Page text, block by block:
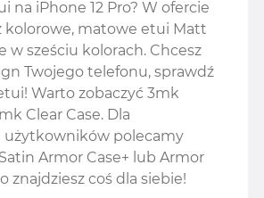
na iPhone 12 Pro? W ofercie
kolorowe, matowe etui Matt
w sześciu kolorach. Chcesz
Twojego telefonu, sprawdź
Warto zobaczyć 3mk
Clear Case. Dla
użytkowników polecamy
Armor Case+ lub Armor
znajdziesz coś dla siebie!